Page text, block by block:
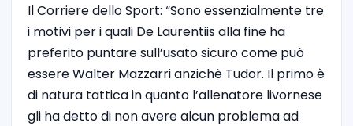
Il Corriere dello Sport: “Sono essenzialmente tre
i motivi per i quali De Laurentiis alla fine ha
preferito puntare sull’usato sicuro come può
essere Walter Mazzarri anzichè Tudor. Il primo è
di natura tattica in quanto l’allenatore livornese
gli ha detto di non avere alcun problema ad